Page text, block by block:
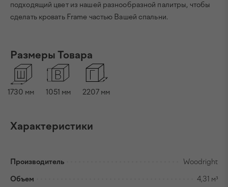
подходящий цвет из нашей разнообразной палитры, чтобы
сделать кровать Frame частью Вашей спальни.
Размеры Товара
1730 мм 1051 мм 2207 мм
Характеристики
Производитель Woodright
Объем 4,31 м³